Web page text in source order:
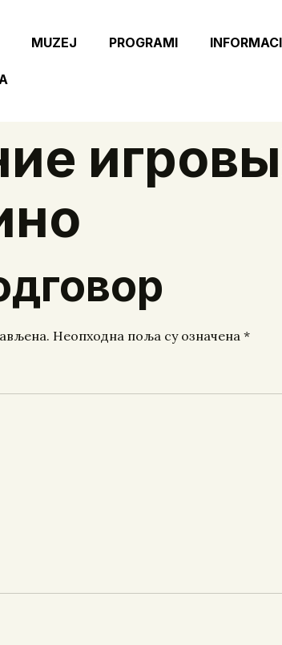
MUZEJ PROGRAMI
Неопходна поља су означена *